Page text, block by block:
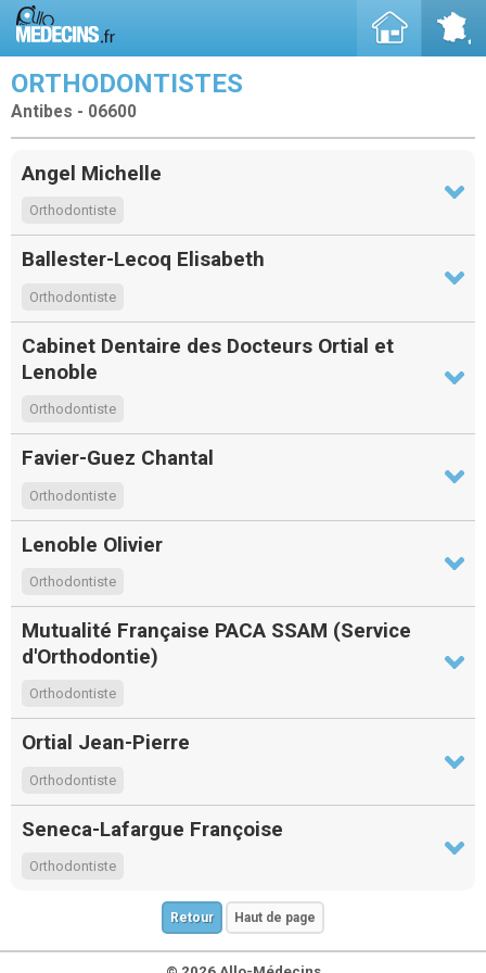
ORTHODONTISTES
Antibes - 06600
Angel Michelle
Orthodontiste
Ballester-Lecoq Elisabeth
Orthodontiste
Cabinet Dentaire des Docteurs Ortial et
Lenoble
Orthodontiste
Favier-Guez Chantal
Orthodontiste
Lenoble Olivier
Orthodontiste
Mutualité Française PACA SSAM (Service
d'Orthodontie)
Orthodontiste
Ortial Jean-Pierre
Orthodontiste
Seneca-Lafargue Françoise
Orthodontiste
Retour Haut de page